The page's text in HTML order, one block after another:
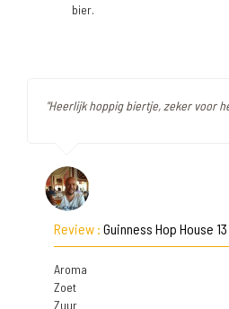
bier.
"Heerlijk hoppig biertje, zeker voor
Review : Guinness Hop House
Aroma
Zoet
Zuur